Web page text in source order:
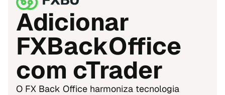
Adicionar
FXBackOffice
com cTrader
O FX Back Office harmoniza tecnologia